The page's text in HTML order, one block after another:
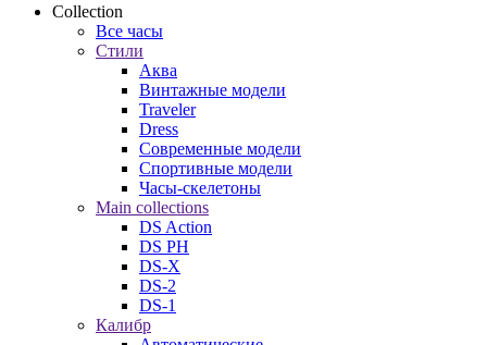
Collection
Все часы
Стили
Аква
Винтажные модели
Traveler
Dress
Современные модели
Спортивные модели
Часы-скелетоны
Main collections
DS Action
DS PH
DS-X
DS-2
DS-1
Калибр